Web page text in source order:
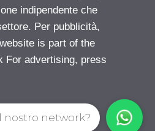
indipendente che
Per pubblicità,
is part of the
For advertising, press
nostro network?